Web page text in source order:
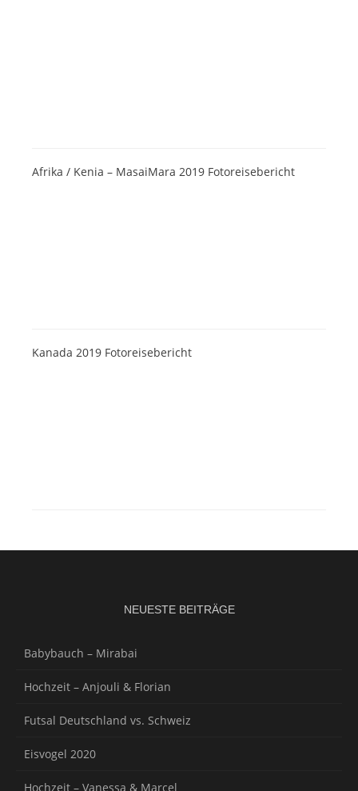
Afrika / Kenia – MasaiMara 2019 Fotoreisebericht
Kanada 2019 Fotoreisebericht
NEUESTE BEITRÄGE
Babybauch – Mirabai
Hochzeit – Anjouli & Florian
Futsal Deutschland vs. Schweiz
Eisvogel 2020
Hochzeit – Vanessa & Marcel